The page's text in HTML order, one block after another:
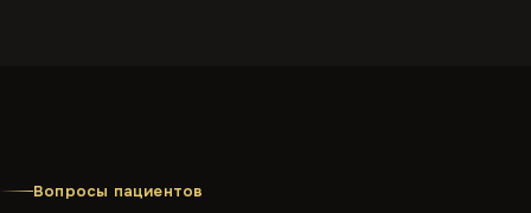
Вопросы пациентов